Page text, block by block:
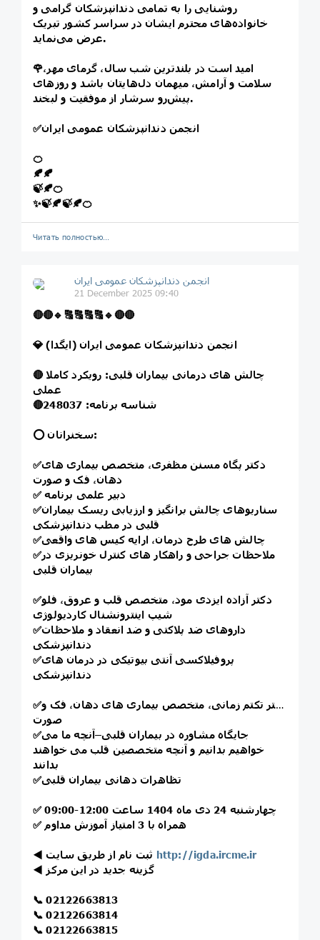
روشنایی را به تمامی دندانپزشکان گرامی و
خانواده‌های محترم ایشان در سراسر کشور تبریک
عرض می‌نماید.
🌹امید است در بلندترین شب سال، گرمای مهر،
سلامت و آرامش، میهمان دل‌هایتان باشد و روزهای
پیش‌رو سرشار از موفقیت و لبخند.
✅انجمن دندانپزشکان عمومی ایران
🍊
🍂🍂
🍃🍂🍊
✨🍃🍂🍃🍂🍊
Читать полностью…
انجمن دندانپزشکان عمومی ایران
21 December 2025 09:40
🔴🔴🔹 🔠🔠🔠🔠🔹🔴🔴
💎 انجمن دندانپزشکان عمومی ایران (ایگدا)
🔴
عملی
🔴
شناسه برنامه: 248037
⭕️ سخنرانان:
✅دکتر پگاه مسنن مظفری، متخصص بیماری های
دهان، فک و صورت
✅ دبیر علمی برنامه
✅سناریوهای چالش برانگیز و ارزیابی ریسک بیماران
قلبی در مطب دندانپزشکی
✅چالش های طرح درمان، ارایه کیس های واقعی
✅ملاحظات جراحی و راهکار های کنترل خونریزی در
بیماران قلبی
✅دکتر آزاده ایزدی مود، متخصص قلب و عروق، فلو
شیپ اینترونشنال کاردیولوژی
✅داروهای ضد پلاکتی و ضد انعقاد و ملاحظات
دندانپزشکی
✅پروفیلاکسی آنتی بیوتیکی در درمان های
دندانپزشکی
✅دکتر تکتم زمانی، متخصص بیماری های دهان، فک و
صورت
✅جایگاه مشاوره در بیماران قلبی–آنچه ما می
خواهیم بدانیم و آنچه متخصصین قلب می خواهند
بدانند
✅تظاهرات دهانی بیماران قلبی
✅
چهارشنبه 24 دی ماه 1404 ساعت 12:00-09:00
✅
همراه با 3 امتیاز آموزش مداوم
◀️
http://igda.ircme.ir
◀️ گزینه جدید در این مرکز
📞 02122663813
📞 02122663814
📞 02122663815